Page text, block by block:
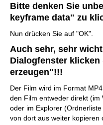
Bitte denken Sie
keyframe data" zu
Nun drücken Sie auf "OK".
Auch sehr, sehr
Dialogfenster klicken
erzeugen"!!!
Der Film wird im Format
den Film entweder direkt (im
oder im Explorer
von dort aus weiter kopieren